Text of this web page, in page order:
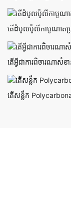
តើដំបូលប៉ូលីកាបូណាតប្រ
តើអ្វីជាការពិចារណាសំ
តើសន្លឹក